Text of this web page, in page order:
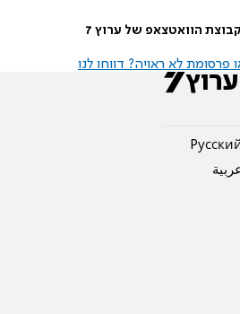
הוואטצאפ של ערוץ 7
לא ראויה? דווחו לנו